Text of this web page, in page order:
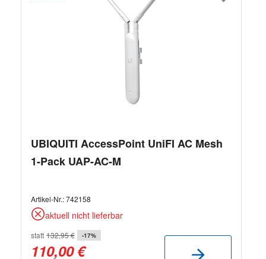
UBIQUITI AccessPoint UniFI AC Mesh
1-Pack UAP-AC-M
Artikel-Nr.:742158
aktuell nicht lieferbar
statt 132,95 € -17%
110,00 €